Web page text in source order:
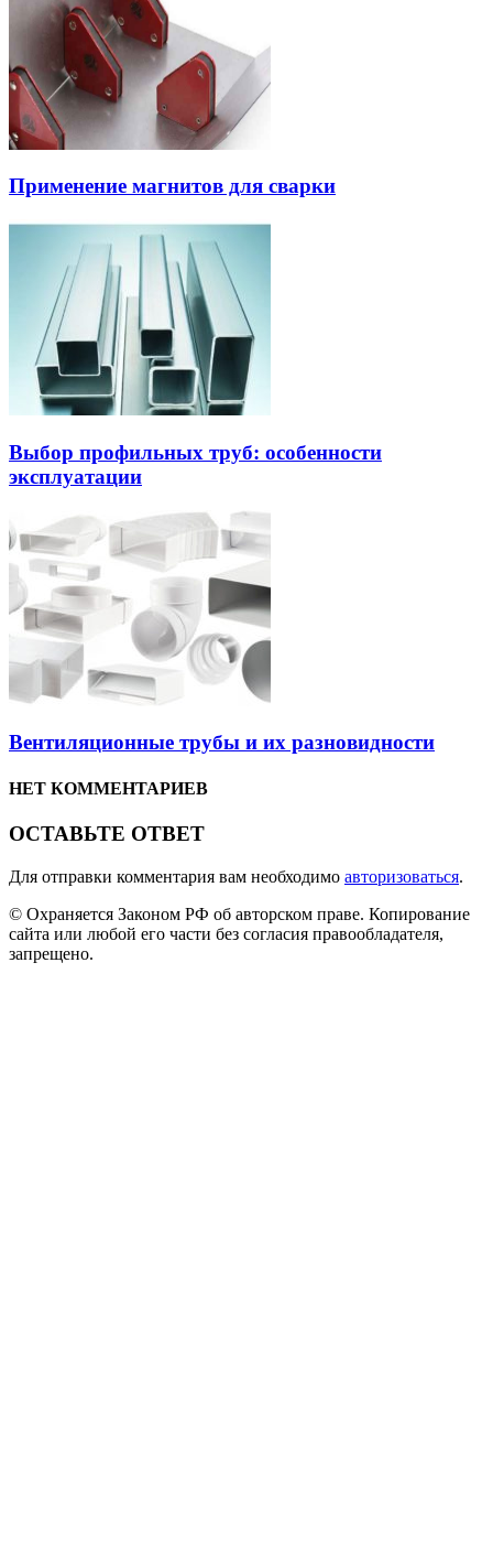
Применение магнитов для сварки
Выбор профильных труб: особенности
эксплуатации
Вентиляционные трубы и их разновидности
НЕТ КОММЕНТАРИЕВ
ОСТАВЬТЕ ОТВЕТ
Для отправки комментария вам необходимо авторизоваться.
© Охраняется Законом РФ об авторском праве. Копирование
сайта или любой его части без согласия правообладателя,
запрещено.